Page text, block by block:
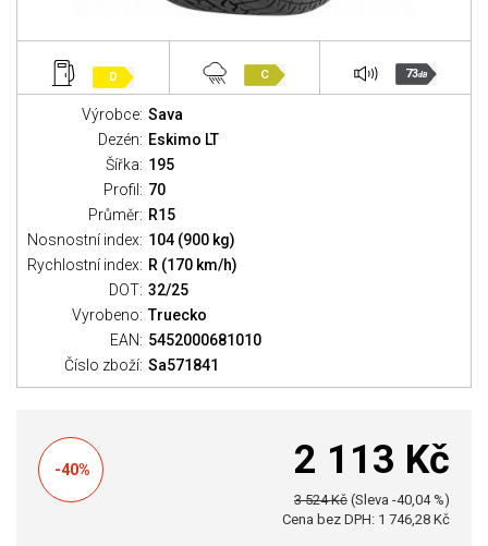
D C 73dB
Výrobce: Sava
Dezén: Eskimo LT
Šířka: 195
Profil: 70
Průměr: R15
Nosnostní index: 104 (900 kg)
Rychlostní index: R (170 km/h)
DOT: 32/25
Vyrobeno: Truecko
EAN: 5452000681010
Číslo zboží: Sa571841
-40% 2 113 Kč
3 524 Kč (Sleva -40,04 %)
Cena bez DPH: 1 746,28 Kč